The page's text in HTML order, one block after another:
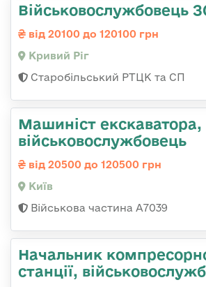
Військовослужбовець
від 20100 до 120100 грн
Кривий Ріг
Старобільський РТЦК та СП
Машиніст екскаватора,
військовослужбовець
від 20500 до 120500 грн
Київ
Військова частина А7039
Начальник
станції,